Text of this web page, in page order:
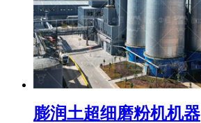
膨润土超细磨粉机机器